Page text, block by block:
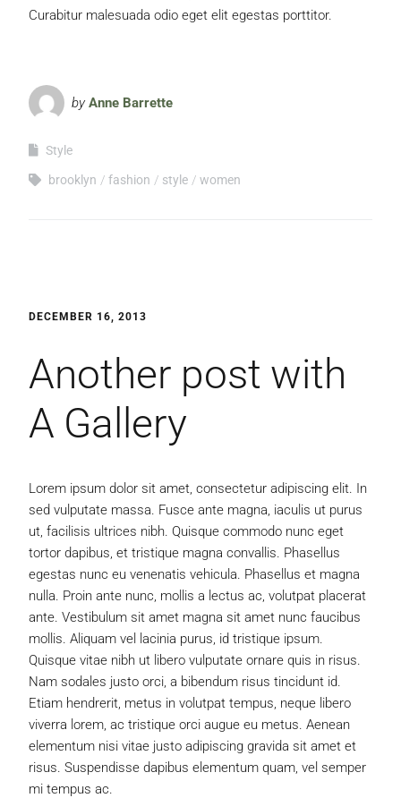
Curabitur malesuada odio eget elit egestas porttitor.
byAnne Barrette
Style
brooklyn fashion style women
DECEMBER 16, 2013
Another post with
A Gallery
Lorem ipsum dolor sit amet, consectetur adipiscing elit. In
sed vulputate massa. Fusce ante magna, iaculis ut purus
ut, facilisis ultrices nibh. Quisque commodo nunc eget
tortor dapibus, et tristique magna convallis. Phasellus
egestas nunc eu venenatis vehicula. Phasellus et magna
nulla. Proin ante nunc, mollis a lectus ac, volutpat placerat
ante. Vestibulum sit amet magna sit amet nunc faucibus
mollis. Aliquam vel lacinia purus, id tristique ipsum.
Quisque vitae nibh ut libero vulputate ornare quis in risus.
Nam sodales justo orci, a bibendum risus tincidunt id.
Etiam hendrerit, metus in volutpat tempus, neque libero
viverra lorem, ac tristique orci augue eu metus. Aenean
elementum nisi vitae justo adipiscing gravida sit amet et
risus. Suspendisse dapibus elementum quam, vel semper
mi tempus ac.